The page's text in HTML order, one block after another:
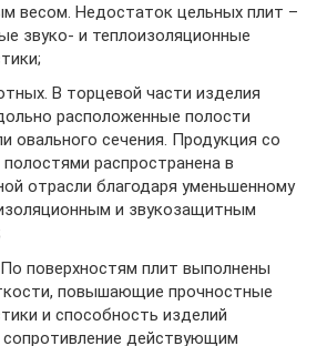
весом. Недостаток цельных плит –
звуко- и теплоизоляционные
В торцевой части изделия
расположенные полости
овального сечения. Продукция со
распространена в
отрасли благодаря уменьшенному
и звукозащитным
поверхностям плит выполнены
повышающие прочностные
и способность изделий
действующим